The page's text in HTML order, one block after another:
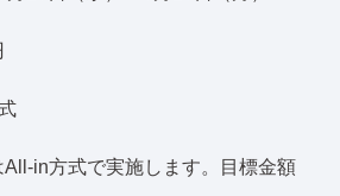
in方式で実施します。目標金額